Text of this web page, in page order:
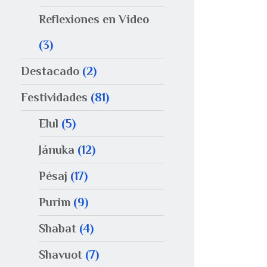
Reflexiones en Video
(3)
Destacado (2)
Festividades (81)
Elul (5)
Jánuka (12)
Pésaj (17)
Purim (9)
Shabat (4)
Shavuot (7)